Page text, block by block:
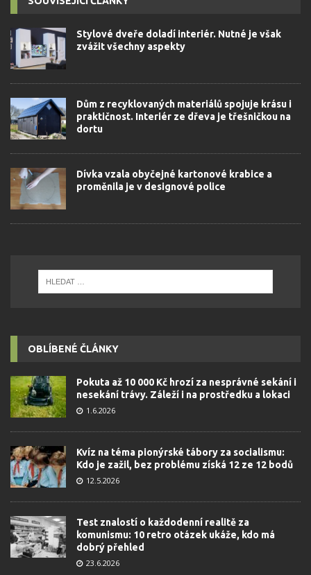
Stylové dveře doladí interiér. Nutné je však
zvážit všechny aspekty
Dům z recyklovaných materiálů spojuje krásu i
praktičnost. Interiér ze dřeva je třešničkou na
dortu
Dívka vzala obyčejné kartonové krabice a
proměnila je v designové police
OBLÍBENÉ ČLÁNKY
Pokuta až 10 000 Kč hrozí za nesprávné sekání i
nesekání trávy. Záleží i na prostředku a lokaci
1.6.2026
Kvíz na téma pionýrské tábory za socialismu:
Kdo je zažil, bez problému získá 12 ze 12 bodů
12.5.2026
Test znalostí o každodenní realitě za
komunismu: 10 retro otázek ukáže, kdo má
dobrý přehled
23.6.2026